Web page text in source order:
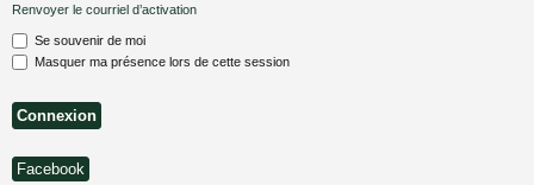
Renvoyer le courriel d’activation
Se souvenir de moi
Masquer ma présence lors de cette session
Facebook